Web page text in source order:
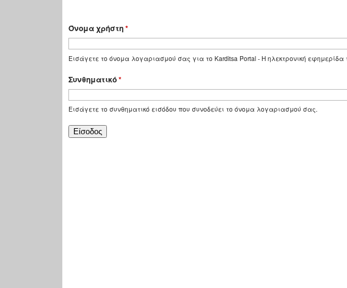
Όνομα χρήστη*
Εισάγετε το όνομα λογαριασμού σας για το Karditsa Portal - Η ηλεκτρονική εφημερίδα
Συνθηματικό*
Εισάγετε το συνθηματικό εισόδου που συνοδεύει το όνομα λογαριασμού σας.